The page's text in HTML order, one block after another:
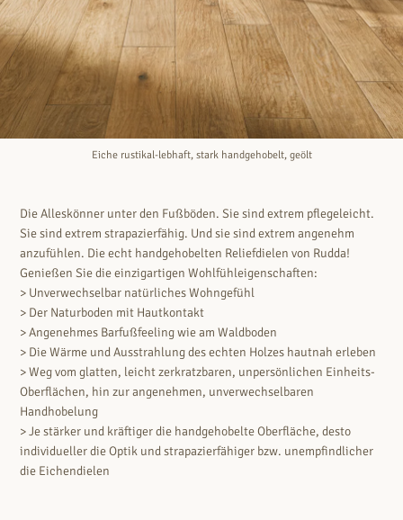
Eiche rustikal-lebhaft, stark handgehobelt, geölt
Die Alleskönner unter den Fußböden. Sie sind extrem pflegeleicht.
Sie sind extrem strapazierfähig. Und sie sind extrem angenehm
anzufühlen. Die echt handgehobelten Reliefdielen von Rudda!
Genießen Sie die einzigartigen Wohlfühleigenschaften:
> Unverwechselbar natürliches Wohngefühl
> Der Naturboden mit Hautkontakt
> Angenehmes Barfußfeeling wie am Waldboden
> Die Wärme und Ausstrahlung des echten Holzes hautnah erleben
> Weg vom glatten, leicht zerkratzbaren, unpersönlichen Einheits-
Oberflächen, hin zur angenehmen, unverwechselbaren
Handhobelung
> Je stärker und kräftiger die handgehobelte Oberfläche, desto
individueller die Optik und strapazierfähiger bzw. unempfindlicher
die Eichendielen